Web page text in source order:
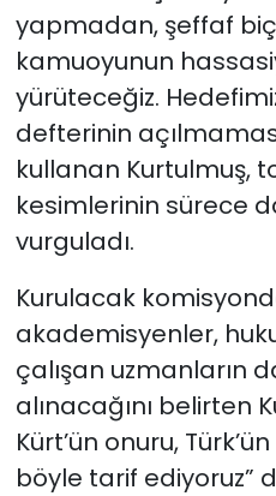
yapmadan, şeffaf
kamuoyunun
yürüteceğiz.
defterinin
kullanan Kurtulmuş,
kesimlerinin sürece
vurguladı.
Kurulacak
akademisyenler,
çalışan uzmanların
alınacağını belirten
Kürt’ün onuru,
böyle tarif ediyoruz”